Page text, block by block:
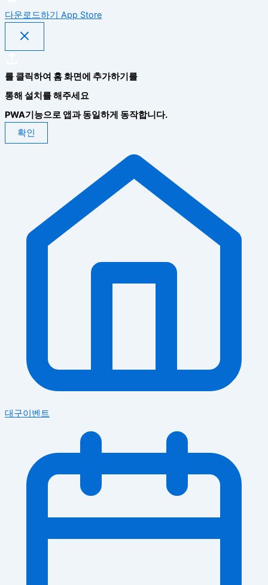
다운로드하기 App Store
를 클릭하여 홈 화면에 추가하기를
통해 설치를 해주세요
PWA기능으로 앱과 동일하게 동작합니다.
확인
대구이벤트